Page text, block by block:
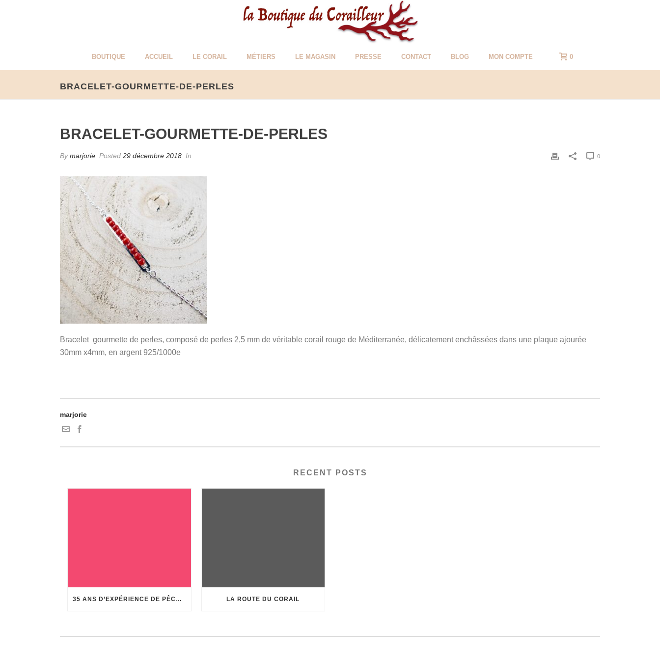
BOUTIQUE ACCUEIL LE CORAIL MÉTIERS LE MAGASIN PRESSE CONTACT BLOG MON COMPTE 0
BRACELET-GOURMETTE-DE-PERLES
BRACELET-GOURMETTE-DE-PERLES
Bymarjorie Posted 29 décembre 2018 In 0
Bracelet gourmette de perles, composé de perles 2,5 mm de véritable corail rouge de Méditerranée, délicatement enchâssées dans une plaque ajourée
30mm x4mm, en argent 925/1000e
marjorie
RECENT POSTS
35 ANS D’EXPÉRIENCE DE PÊCHE AU CORAIL LA ROUTE DU CORAIL